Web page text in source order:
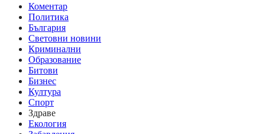
Коментар
Политика
България
Световни новини
Криминални
Образование
Битови
Бизнес
Култура
Спорт
Здраве
Екология